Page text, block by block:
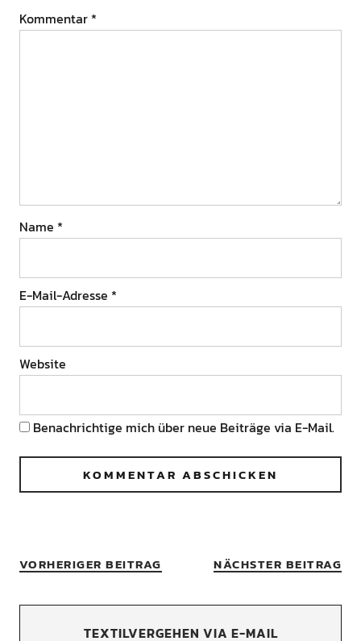
Kommentar *
Name *
E-Mail-Adresse *
Website
Benachrichtige mich über neue Beiträge via E-Mail.
VORHERIGER BEITRAG NÄCHSTER BEITRAG
TEXTILVERGEHEN VIA E-MAIL